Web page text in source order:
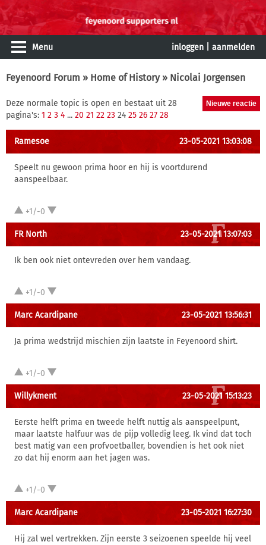
Menu inloggen aanmelden
Feyenoord Forum » Home of History» Nicolai Jorgensen
Deze normale topic is open en bestaat uit 28
pagina's: 1 2 3 4 ... 20 21 22 23 24 25 26 27 28
Ramesoe 23-05-2021 13:03:08
Speelt nu gewoon prima hoor en hij is voortdurend
aanspeelbaar.
+1/-0
FR North 23-05-2021 13:07:03
Ik ben ook niet ontevreden over hem vandaag.
+1/-0
Marc Acardipane 23-05-2021 13:56:31
Ja prima wedstrijd mischien zijn laatste in Feyenoord shirt.
+1/-0
Willykment 23-05-2021 15:13:23
Eerste helft prima en tweede helft nuttig als aanspeelpunt,
maar laatste halfuur was de pijp volledig leeg. Ik vind dat toch
best matig van een profvoetballer, bovendien is het ook niet
zo dat hij enorm aan het jagen was.
+1/-0
Marc Acardipane 23-05-2021 16:27:30
Hij zal wel vertrekken. Zijn eerste 3 seizoenen speelde hij veel